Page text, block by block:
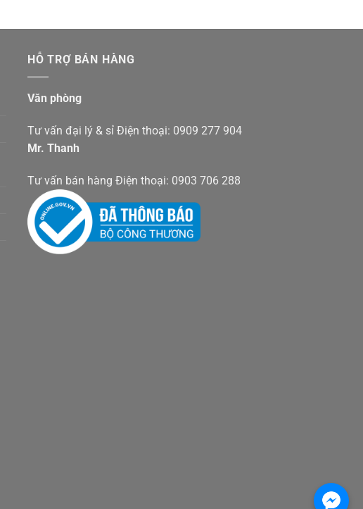
HỖ TRỢ BÁN HÀNG
Văn phòng
Tư vấn đại lý & sỉ Điện thoại: 0909 277 904
Mr. Thanh
Tư vấn bán hàng Điện thoại: 0903 706 288